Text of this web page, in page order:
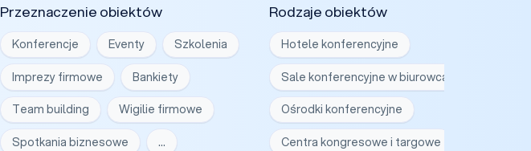
Przeznaczenie obiektów
Konferencje Eventy Szkolenia
Imprezy firmowe Bankiety
Team building Wigilie firmowe
Spotkania biznesowe …
Rodzaje obiektów
Hotele konferencyjne
Sale konferencyjne w biurowcach
Ośrodki konferencyjne
Centra kongresowe i targowe